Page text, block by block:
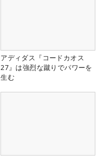
アディダス『コードカオス
27』は強烈な蹴りでパワーを
生む